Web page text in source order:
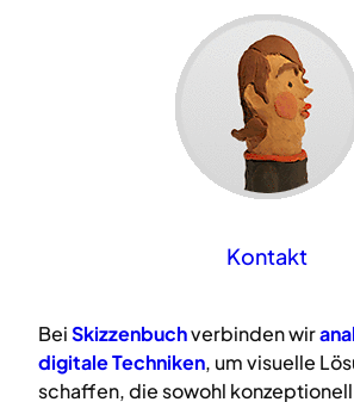
Kontakt
BeiSkizzenbuchverbinden wir
digitaleTechniken, um visuelle
schaffen, die sowohl